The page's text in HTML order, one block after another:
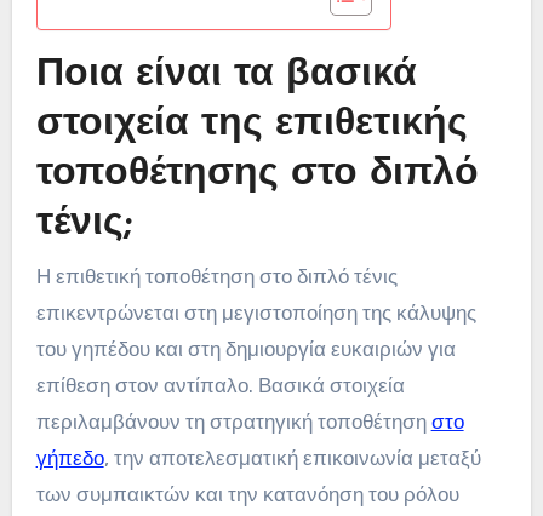
Ποια είναι τα βασικά
στοιχεία της επιθετικής
τοποθέτησης στο διπλό
τένις;
Η επιθετική τοποθέτηση στο διπλό τένις
επικεντρώνεται στη μεγιστοποίηση της κάλυψης
του γηπέδου και στη δημιουργία ευκαιριών για
επίθεση στον αντίπαλο. Βασικά στοιχεία
περιλαμβάνουν τη στρατηγική τοποθέτηση στο
γήπεδο, την αποτελεσματική επικοινωνία μεταξύ
των συμπαικτών και την κατανόηση του ρόλου